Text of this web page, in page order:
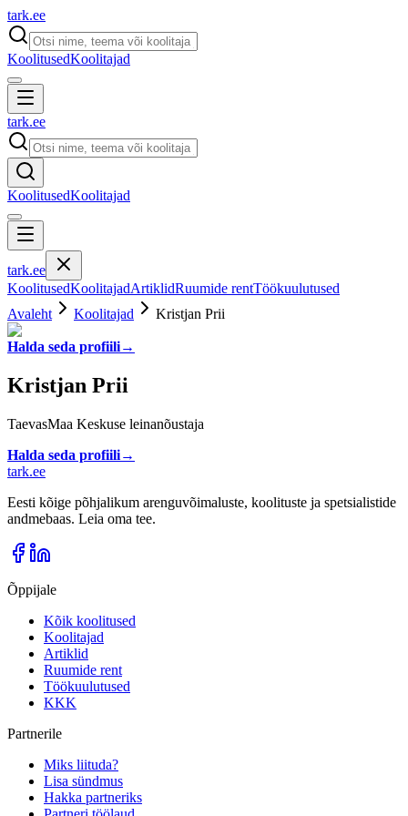
tark.ee
KoolitusedKoolitajad
tark.ee
KoolitusedKoolitajad
tark.ee
KoolitusedKoolitajadArtiklidRuumide rentTöökuulutused
Avaleht
Koolitajad Kristjan Prii
Halda seda profiili→
Kristjan Prii
TaevasMaa Keskuse leinanõustaja
Halda seda profiili→
tark.ee
Eesti kõige põhjalikum arenguvõimaluste, koolituste ja spetsialistide
andmebaas. Leia oma tee.
Õppijale
Kõik koolitused
Koolitajad
Artiklid
Ruumide rent
Töökuulutused
KKK
Partnerile
Miks liituda?
Lisa sündmus
Hakka partneriks